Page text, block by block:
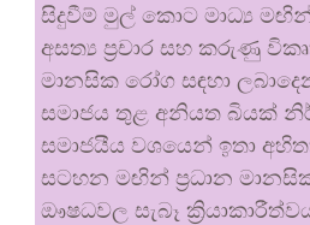
සිදුවීම් මුල් කොට මාධ්‍ය
අසත්‍ය ප්‍රචාර සහ කරුණු
මානසික රෝග සඳහා
සමාජය තුළ අනියත බියක්
සමාජයීය වශයෙන් ඉතා
සටහන මඟින් ප්‍රධාන
ඖෂධවල සැබෑ